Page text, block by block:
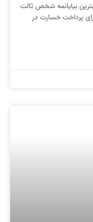
بیایانمه شخص ثالت
پرداخت خسارت در